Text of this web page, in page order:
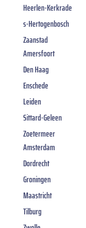
Heerlen-Kerkrade
s-Hertogenbosch
Zaanstad
Amersfoort
Den Haag
Enschede
Leiden
Sittard-Geleen
Zoetermeer
Amsterdam
Dordrecht
Groningen
Maastricht
Tilburg